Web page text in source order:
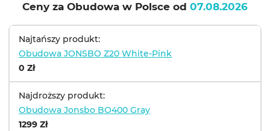
Ceny za Obudowa w Polsce od 07.08.2026
Najtańszy produkt:
Obudowa JONSBO Z20 White-Pink
0 Zł
Najdroższy produkt:
Obudowa Jonsbo BO400 Gray
1299 Zł